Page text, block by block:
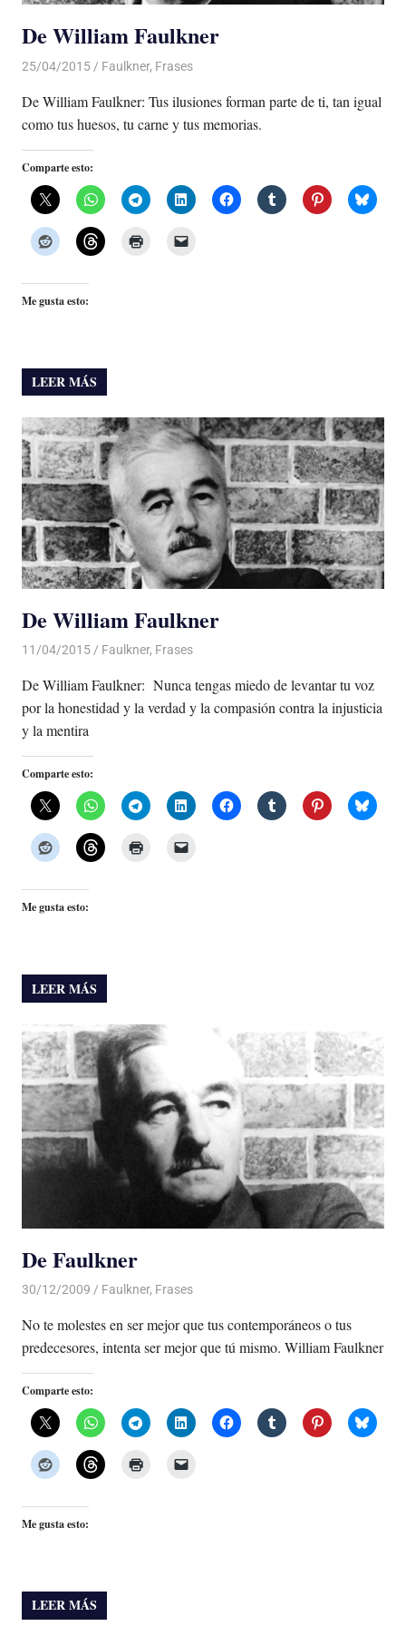
De William Faulkner
25/04/2015 Luis Castellanos
Faulkner, Frases
De William Faulkner: Tus ilusiones forman parte de ti, tan igual
como tus huesos, tu carne y tus memorias.
Comparte esto:
Me gusta esto:
LEER MÁS
De William Faulkner
11/04/2015 Luis Castellanos
Faulkner, Frases
De William Faulkner: Nunca tengas miedo de levantar tu voz
por la honestidad y la verdad y la compasión contra la injusticia
y la mentira
Comparte esto:
Me gusta esto:
LEER MÁS
De Faulkner
30/12/2009 De todo un Poco
Faulkner, Frases
No te molestes en ser mejor que tus contemporáneos o tus
predecesores, intenta ser mejor que tú mismo. William Faulkner
Comparte esto:
Me gusta esto:
LEER MÁS